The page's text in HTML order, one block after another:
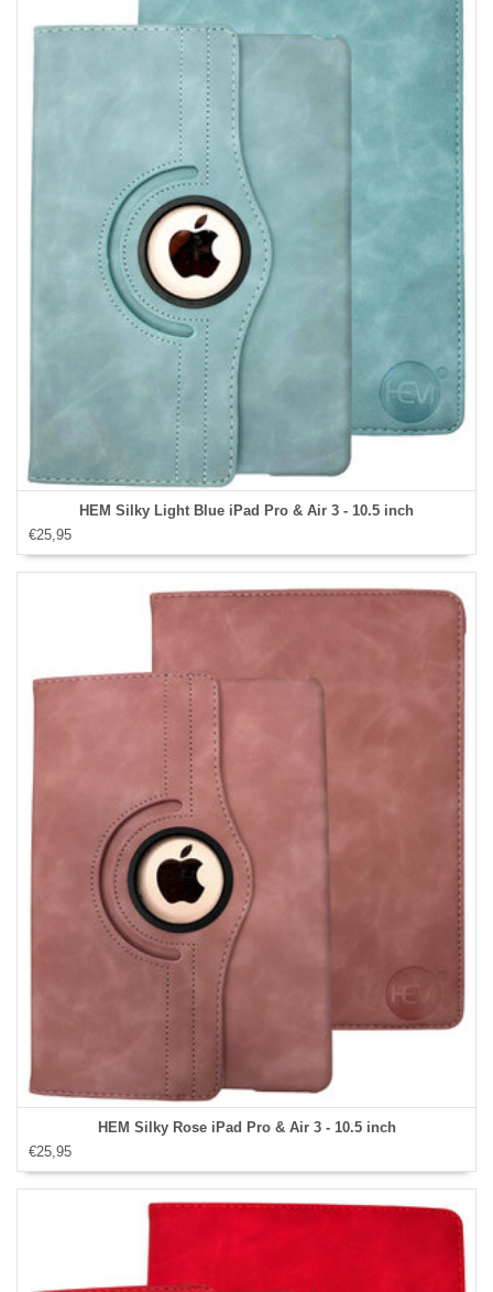
HEM Silky Light Blue iPad Pro & Air 3 - 10.5 inch
€25,95
HEM Silky Rose iPad Pro & Air 3 - 10.5 inch
€25,95